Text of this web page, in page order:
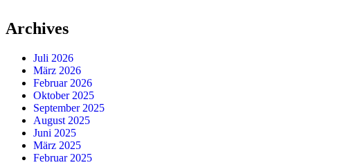
Archives
Juli 2026
März 2026
Februar 2026
Oktober 2025
September 2025
August 2025
Juni 2025
März 2025
Februar 2025